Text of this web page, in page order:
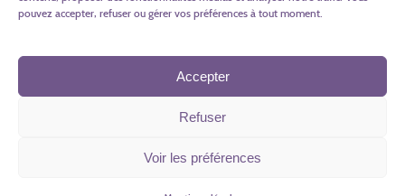
pouvez accepter, refuser ou gérer vos préférences à tout moment.
Accepter
Refuser
Voir les préférences
Candidature
Facebook
Mentions légales